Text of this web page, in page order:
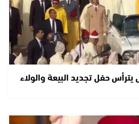
حفل تجديد البيعة والولاء